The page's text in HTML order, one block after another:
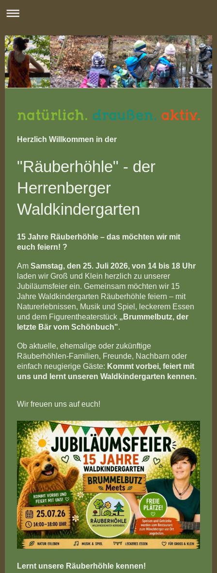
Herzlich Willkommen in der
"Räuberhöhle" - der
Herrenberger
Waldkindergarten
15 Jahre Räuberhöhle – das möchten wir mit
euch feiern! ?
Am Samstag, den 25. Juli 2026, von 14 bis 18 Uhr
laden wir Groß und Klein herzlich zu unserer
Jubiläumsfeier ein. Gemeinsam möchten wir 15
Jahre Waldkindergarten Räuberhöhle feiern – mit
Naturerlebnissen, Musik und Spiel, leckerem Essen
und dem Figurentheaterstück „Brummelbutz, der
letzte Bär vom Schönbuch".
Ob aktuelle, ehemalige oder zukünftige
Räuberhöhlen-Familien, Freunde, Nachbarn oder
einfach neugierige Gäste: Kommt vorbei, feiert mit
uns und lernt unseren Waldkindergarten kennen.
Wir freuen uns auf euch!
Lernt unsere Räuberhöhle kennen!